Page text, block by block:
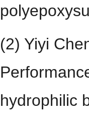
p
(2) Yiyi
hydrophilic